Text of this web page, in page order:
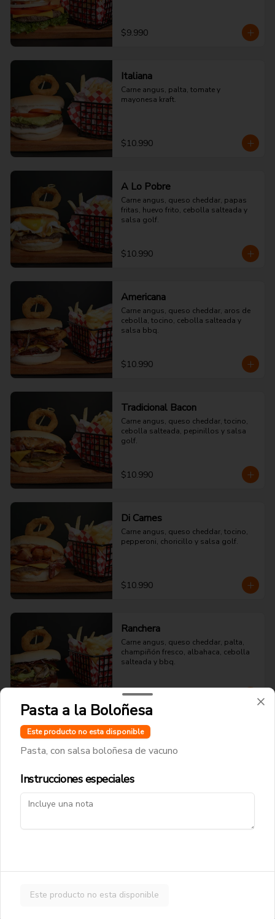
$9.990
Italiana
Carne angus, palta, tomate y
mayonesa kraft.
$10.990
A Lo Pobre
Carne angus, queso cheddar, papas
fritas, huevo frito, cebolla salteada y
salsa golf.
$10.990
Americana
Carne angus, queso cheddar, aros de
cebolla, tocino, cebolla salteada y
salsa bbq.
$10.990
Tradicional Bacon
Carne angus, queso cheddar, tocino,
cebolla salteada, pepinillos y salsa
golf.
$10.990
Di Carnes
Carne angus, queso cheddar, tocino,
pepperoni, choricillo y salsa golf.
$10.990
Ranchera
Carne angus, queso cheddar, palta,
champiñón fresco, albahaca, cebolla
salteada y bbq.
$10.990
Papitas y Chorrillanas
Papas Fritas Tradicionales
Papas fritas corte delgado.
Salchipapas
Papas fritas y salchichas.
Pasta a la Boloñesa
Este producto no esta disponible
Pasta, con salsa boloñesa de vacuno
Instrucciones especiales
Este producto no esta disponible